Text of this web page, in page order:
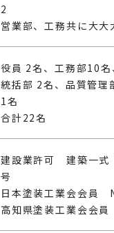
2
営業部、工務共に大大
役員 2名、工務部10
統括部 2名、品質管理
1名
合計22名
建設業許可 建築一式
号
日本塗装工業会会員
高知県塗装工業会会